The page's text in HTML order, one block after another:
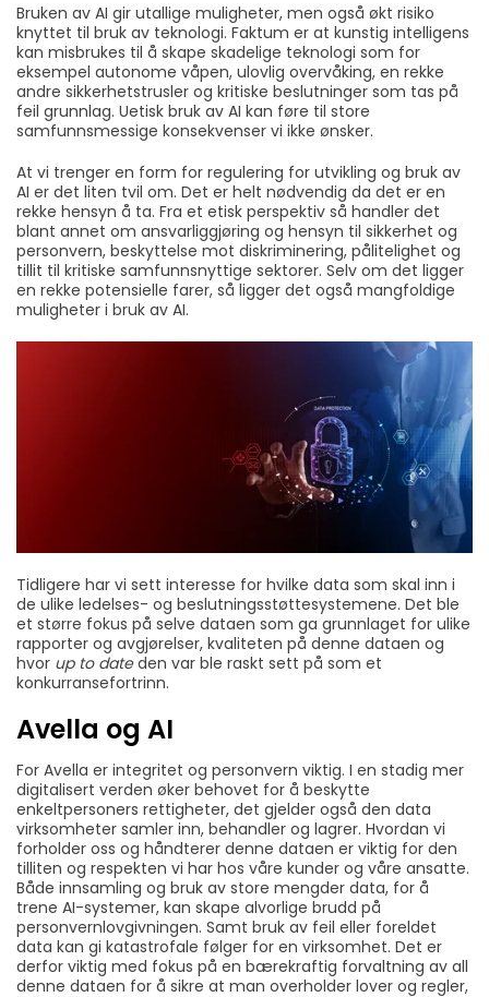
Bruken av AI gir utallige muligheter, men også økt risiko
knyttet til bruk av teknologi. Faktum er at kunstig intelligens
kan misbrukes til å skape skadelige teknologi som for
eksempel autonome våpen, ulovlig overvåking, en rekke
andre sikkerhetstrusler og kritiske beslutninger som tas på
feil grunnlag. Uetisk bruk av AI kan føre til store
samfunnsmessige konsekvenser vi ikke ønsker.
At vi trenger en form for regulering for utvikling og bruk av
AI er det liten tvil om. Det er helt nødvendig da det er en
rekke hensyn å ta. Fra et etisk perspektiv så handler det
blant annet om ansvarliggjøring og hensyn til sikkerhet og
personvern, beskyttelse mot diskriminering, pålitelighet og
tillit til kritiske samfunnsnyttige sektorer. Selv om det ligger
en rekke potensielle farer, så ligger det også mangfoldige
muligheter i bruk av AI.
Tidligere har vi sett interesse for hvilke data som skal inn i
de ulike ledelses- og beslutningsstøttesystemene. Det ble
et større fokus på selve dataen som ga grunnlaget for ulike
rapporter og avgjørelser, kvaliteten på denne dataen og
hvor up to dateden var ble raskt sett på som et
konkurransefortrinn.
Avella og AI
For Avella er integritet og personvern viktig. I en stadig mer
digitalisert verden øker behovet for å beskytte
enkeltpersoners rettigheter, det gjelder også den data
virksomheter samler inn, behandler og lagrer. Hvordan vi
forholder oss og håndterer denne dataen er viktig for den
tilliten og respekten vi har hos våre kunder og våre ansatte.
Både innsamling og bruk av store mengder data, for å
trene AI-systemer, kan skape alvorlige brudd på
personvernlovgivningen. Samt bruk av feil eller foreldet
data kan gi katastrofale følger for en virksomhet. Det er
derfor viktig med fokus på en bærekraftig forvaltning av all
denne dataen for å sikre at man overholder lover og regler,